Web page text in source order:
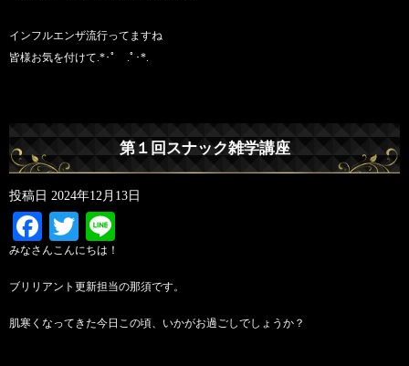
インフルエンザ流行ってますね
皆様お気を付けて.*･ﾟ .ﾟ･*.
第１回スナック雑学講座
投稿日 2024年12月13日
Facebook
Twitter
みなさんこんにちは！
ブリリアント更新担当の那須です。
肌寒くなってきた今日この頃、いかがお過ごしでしょうか？